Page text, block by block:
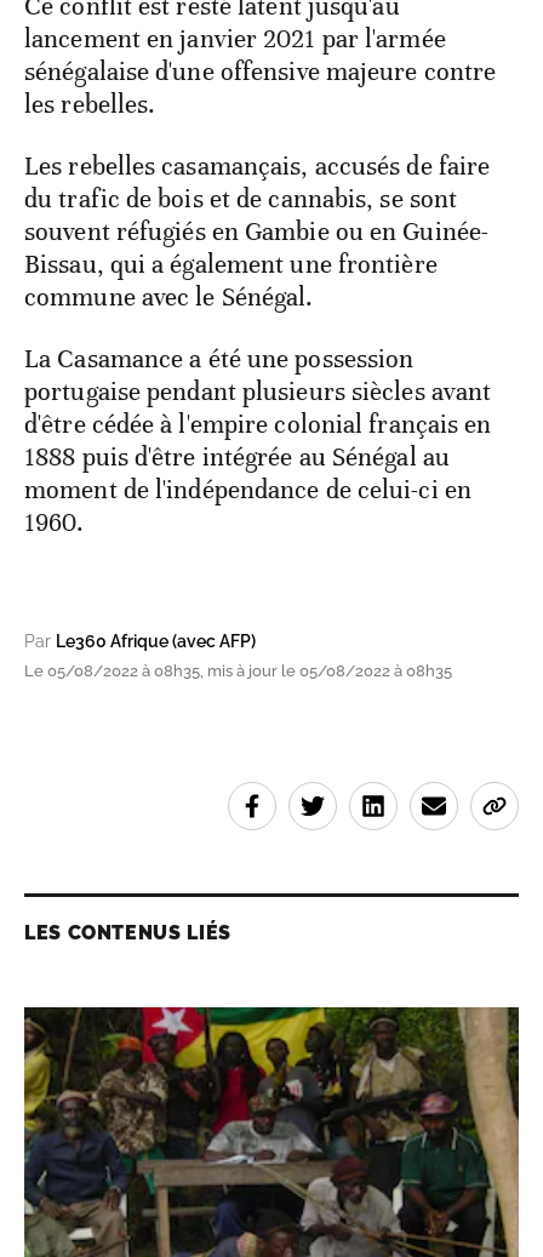
Ce conflit est resté latent jusqu'au
lancement en janvier 2021 par l'armée
sénégalaise d'une offensive majeure contre
les rebelles.
Les rebelles casamançais, accusés de faire
du trafic de bois et de cannabis, se sont
souvent réfugiés en Gambie ou en Guinée-
Bissau, qui a également une frontière
commune avec le Sénégal.
La Casamance a été une possession
portugaise pendant plusieurs siècles avant
d'être cédée à l'empire colonial français en
1888 puis d'être intégrée au Sénégal au
moment de l'indépendance de celui-ci en
1960.
Par Le360 Afrique (avec AFP)
Le 05/08/2022 à 08h35, mis à jour le 05/08/2022 à 08h35
LES CONTENUS LIÉS